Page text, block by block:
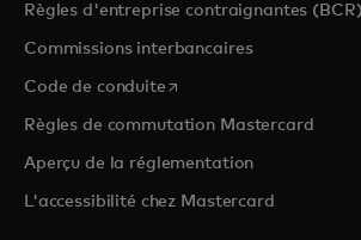
Règles d'entreprise contraignantes (BCR)
Commissions interbancaires
Code de conduites’ouvre dans un nouvel
Règles de commutation Mastercard
Aperçu de la réglementation
L'accessibilité chez Mastercard